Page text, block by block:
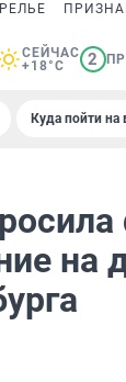
СЕЙЧАС
+18°C
2
Куда пойти
на